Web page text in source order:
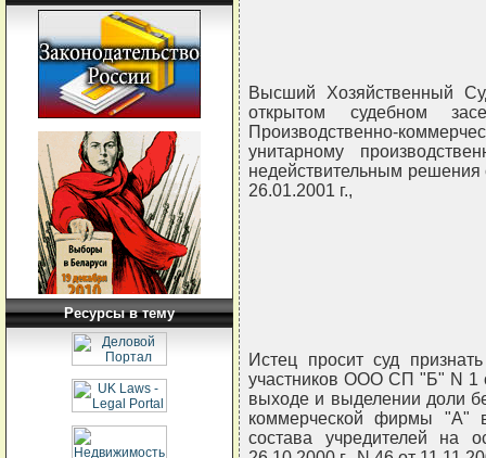
Ресурсы в тему
Высший Хозяйственный
открытом судебном
Производственно-
унитарному
недействительным
26.01.2001 г.,
Истец просит суд
участников ООО СП "Б" N 1
выходе и выделении доли
коммерческой фирмы "А"
состава учредителей на